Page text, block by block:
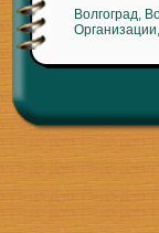
Волгоград,